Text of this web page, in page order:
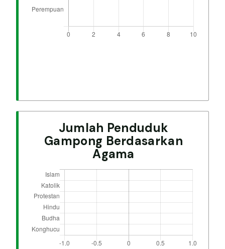
Jumlah Penduduk
Gampong Berdasarkan
Agama